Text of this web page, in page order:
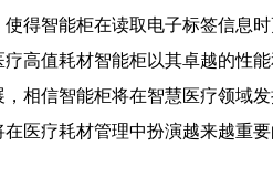
得智能柜在读取电子标签信息
高值耗材智能柜以其卓越的性
相信智能柜将在智慧医疗领域
医疗耗材管理中扮演越来越重